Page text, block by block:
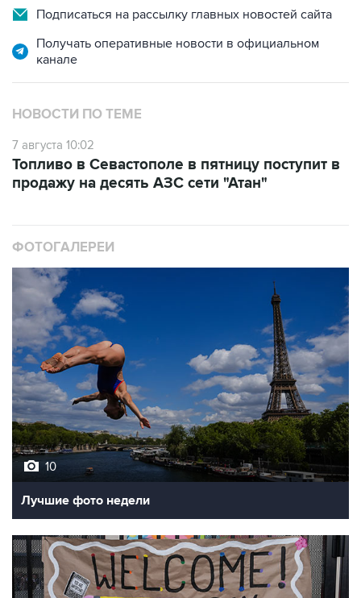
Подписаться на рассылку главных новостей сайта
Получать оперативные новости в официальном
канале
НОВОСТИ ПО ТЕМЕ
7 августа 10:02
Топливо в Севастополе в пятницу поступит в
продажу на десять АЗС сети "Атан"
ФОТОГАЛЕРЕИ
10
Лучшие фото недели